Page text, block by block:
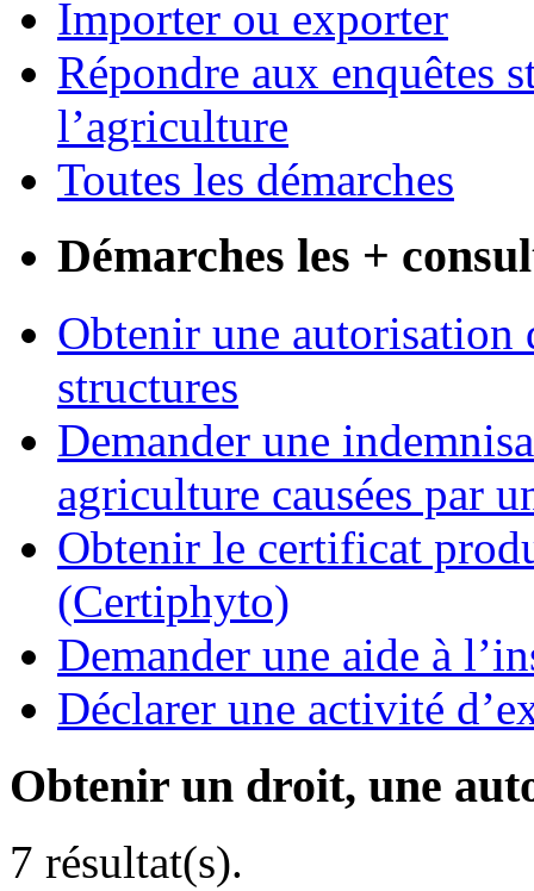
Importer ou exporter
Répondre aux enquêtes
l’agriculture
Toutes les démarches
Démarches les +
Obtenir une autorisation
structures
Demander une
agriculture causées par
Obtenir le certificat
(Certiphyto)
Demander une aide à
Déclarer une activité
Obtenir un droit, une
7 résultat(s).